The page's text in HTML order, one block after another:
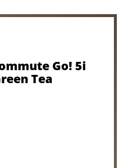
Go! 5i
Tea